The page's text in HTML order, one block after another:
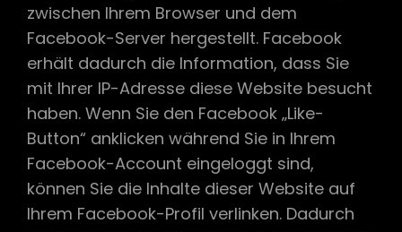
zwischen Ihrem Browser und dem
Facebook-Server hergestellt. Facebook
erhält dadurch die Information, dass Sie
mit Ihrer IP-Adresse diese Website besucht
haben. Wenn Sie den Facebook „Like-
Button“ anklicken während Sie in Ihrem
Facebook-Account eingeloggt sind,
können Sie die Inhalte dieser Website auf
Ihrem Facebook-Profil verlinken. Dadurch